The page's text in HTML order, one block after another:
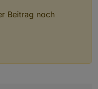
Beitrag noch